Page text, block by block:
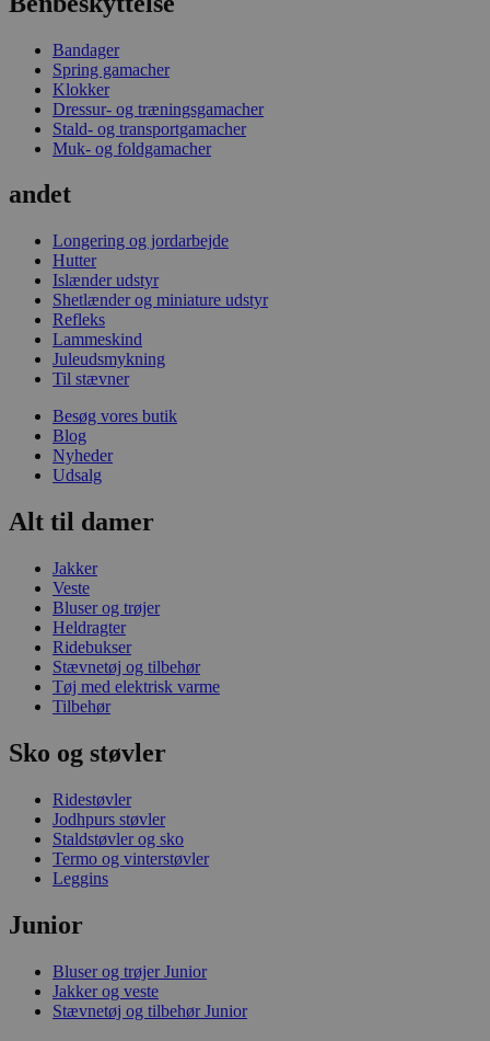
Bandager
Spring gamacher
Klokker
Dressur- og træningsgamacher
Stald- og transportgamacher
Muk- og foldgamacher
andet
Longering og jordarbejde
Hutter
Islænder udstyr
Shetlænder og miniature udstyr
Refleks
Lammeskind
Juleudsmykning
Til stævner
Besøg vores butik
Blog
Nyheder
Udsalg
Alt til damer
Jakker
Veste
Bluser og trøjer
Heldragter
Ridebukser
Stævnetøj og tilbehør
Tøj med elektrisk varme
Tilbehør
Sko og støvler
Ridestøvler
Jodhpurs støvler
Staldstøvler og sko
Termo og vinterstøvler
Leggins
Junior
Bluser og trøjer Junior
Jakker og veste
Stævnetøj og tilbehør Junior